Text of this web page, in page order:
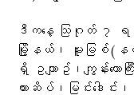
ဒီကနေ့ သြဂုတ် ၇
မြို့နယ်၊ မူးမြစ်(နတ်
ရှိ ဥယျာဥ်၊ကျွန်းတ
ကားဆိပ်၊မြင်းဒေါ